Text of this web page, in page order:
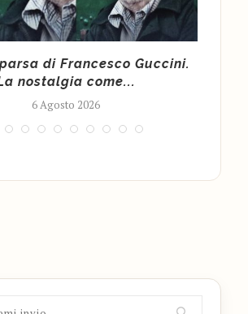
di Francesco Guccini.
nostalgia come...
6 Agosto 2026